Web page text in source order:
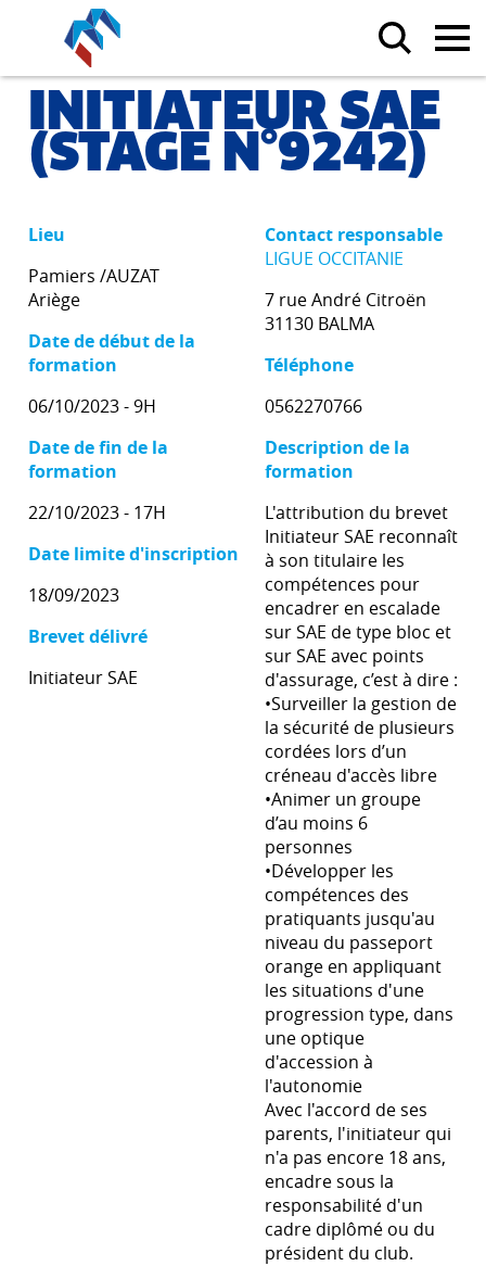
INITIATEUR SAE
(STAGE N°9242)
Lieu
Pamiers /AUZAT
Ariège
Date de début de la
formation
06/10/2023 - 9H
Date de fin de la
formation
22/10/2023 - 17H
Date limite d'inscription
18/09/2023
Brevet délivré
Initiateur SAE
Contact responsable
LIGUE OCCITANIE
7 rue André Citroën
31130 BALMA
Téléphone
0562270766
Description de la
formation
L'attribution du brevet
Initiateur SAE reconnaît
à son titulaire les
compétences pour
encadrer en escalade
sur SAE de type bloc et
sur SAE avec points
d'assurage, c’est à dire :
•Surveiller la gestion de
la sécurité de plusieurs
cordées lors d’un
créneau d'accès libre
•Animer un groupe
d’au moins 6
personnes
•Développer les
compétences des
pratiquants jusqu'au
niveau du passeport
orange en appliquant
les situations d'une
progression type, dans
une optique
d'accession à
l'autonomie
Avec l'accord de ses
parents, l'initiateur qui
n'a pas encore 18 ans,
encadre sous la
responsabilité d'un
cadre diplômé ou du
président du club.